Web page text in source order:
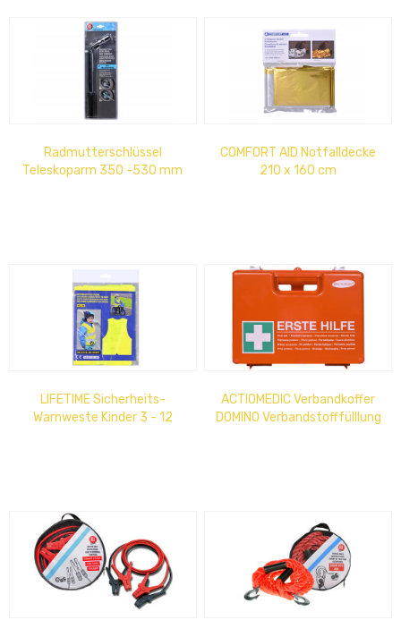
Radmutterschlüssel
Teleskoparm 350 -530 mm
COMFORT AID Notfalldecke
210 x 160 cm
LIFETIME Sicherheits-
Warnweste Kinder 3 - 12
ACTIOMEDIC Verbandkoffer
DOMINO Verbandstofffülllung